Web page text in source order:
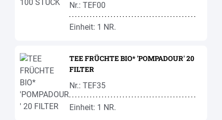
Nr.: TEF00
Einheit: 1 NR.
TEE FRÜCHTE BIO* 'POMPADOUR' 20
FILTER
Nr.: TEF35
Einheit: 1 NR.